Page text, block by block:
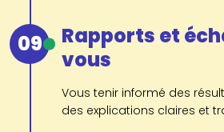
09
Rapports et
vous
Vous tenir informé des
des explications claires et